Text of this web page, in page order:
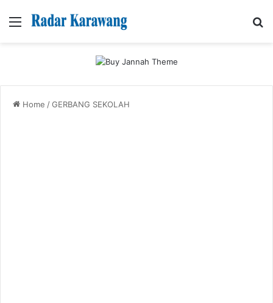
Menu
Home /GERBANG SEKOLAH